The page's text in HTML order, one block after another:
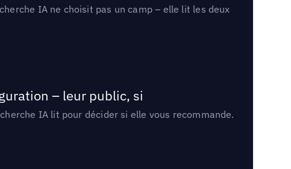
IA ne choisit pas un camp – elle lit les deux
– leur public, si
IA lit pour décider si elle vous recommande.